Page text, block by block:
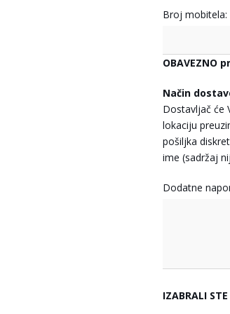
Broj mobitela:
OBAVEZNO
Način
Dostavljač će
lokaciju
pošiljka
ime (sadržaj
Dodatne
IZABRALI